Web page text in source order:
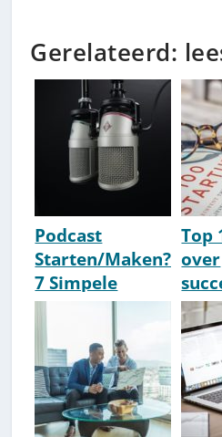
Gerelateerd:
Podcast
Starten/Maken?
7 Simpele
Stappen
[HowTo] [Tips]
Top
over